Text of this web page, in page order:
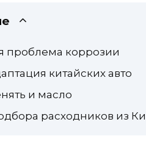
проблема коррозии
китайских авто
и масло
расходников из